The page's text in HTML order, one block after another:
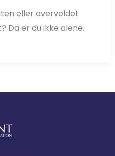
eller overveldet
Da er du ikke alene.